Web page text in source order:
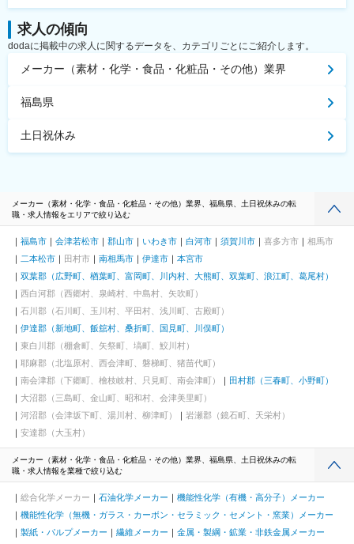
求人の傾向
dodaに掲載中の求人に関するデータを、カテゴリごとにご紹介します。
メーカー（素材・化学・食品・化粧品・その他）業界
福島県
土日祝休み
メーカー（素材・化学・食品・化粧品・その他）業界、福島県、土日祝休みの転
職・求人情報をエリアで絞り込む
福島市 会津若松市 郡山市 いわき市 白河市 須賀川市 喜多方市
相馬市
二本松市
田村市 南相馬市 伊達市
本宮市
双葉郡（広野町、楢葉町、富岡町、川内村、大熊町、双葉町、浪江町、葛尾村）
西白河郡（西郷村、泉崎村、中島村、矢吹町）
石川郡（石川町、玉川村、平田村、浅川町、古殿町）
伊達郡（新地町、飯舘村、桑折町、国見町、川俣町）
東白川郡（棚倉町、矢祭町、塙町、鮫川村）
耶麻郡（北塩原村、西会津町、磐梯町、猪苗代町）
南会津郡（下郷町、檜枝岐村、只見町、南会津町）
田村郡（三春町、小野町）
大沼郡（三島町、金山町、昭和村、会津美里町）
河沼郡（会津坂下町、湯川村、柳津町）
岩瀬郡（鏡石町、天栄村）
安達郡（大玉村）
メーカー（素材・化学・食品・化粧品・その他）業界、福島県、土日祝休みの転
職・求人情報を業種で絞り込む
総合化学メーカー 石油化学メーカー
機能性化学（有機・高分子）メーカー
機能性化学（無機・ガラス・カーボン・セラミック・セメント・窯業）メーカー
製紙・パルプメーカー
繊維メーカー
金属・製綱・鉱業・非鉄金属メーカー